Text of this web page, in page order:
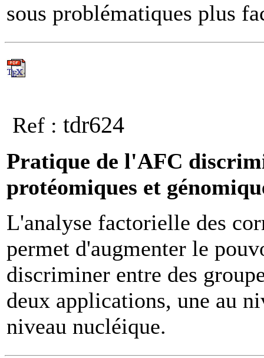
sous problématiques plus
Ref : tdr624
Pratique de l'AFC
protéomiques et
L'analyse factorielle des
permet d'augmenter le
discriminer entre des
deux applications, une au
niveau nucléique.